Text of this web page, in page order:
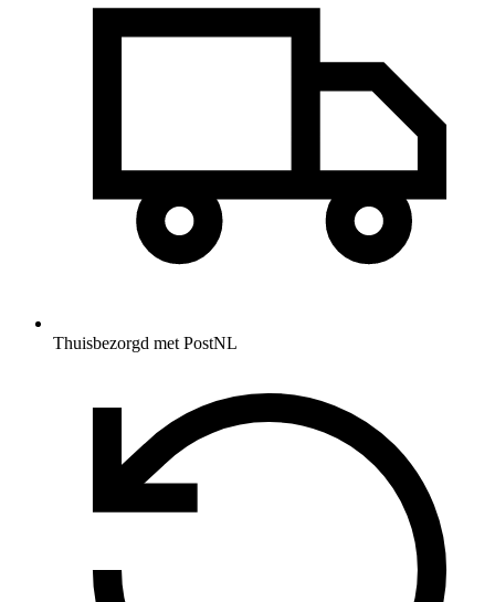
Thuisbezorgd met PostNL